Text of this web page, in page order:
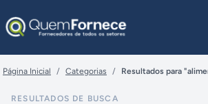
Página Inicial / Categorias / Resultados para
RESULTADOS DE BUSCA